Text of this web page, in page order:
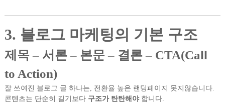
3. 블로그 마케팅의 기본 구조
제목 – 서론 – 본문 – 결론 – CTA(Call
to Action)
잘 쓰여진 블로그 글 하나는, 전환율 높은 랜딩페이지 못지않습니다.
콘텐츠는 단순히 길기보다 구조가 탄탄해야합니다.